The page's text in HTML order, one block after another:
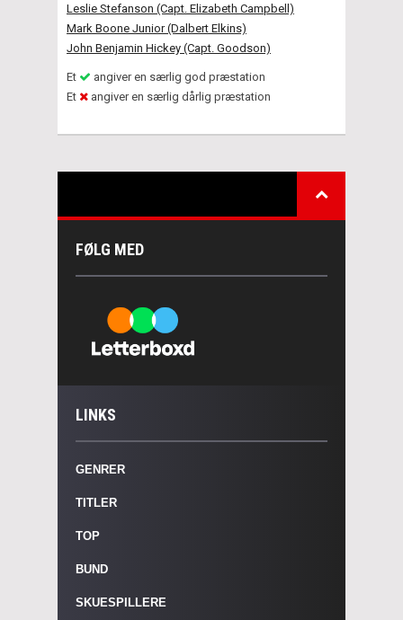
Leslie Stefanson (Capt. Elizabeth Campbell)
Mark Boone Junior (Dalbert Elkins)
John Benjamin Hickey (Capt. Goodson)
Et
angiver en særlig god præstation
Et
angiver en særlig dårlig præstation
FØLG MED
LINKS
GENRER
TITLER
TOP
BUND
SKUESPILLERE